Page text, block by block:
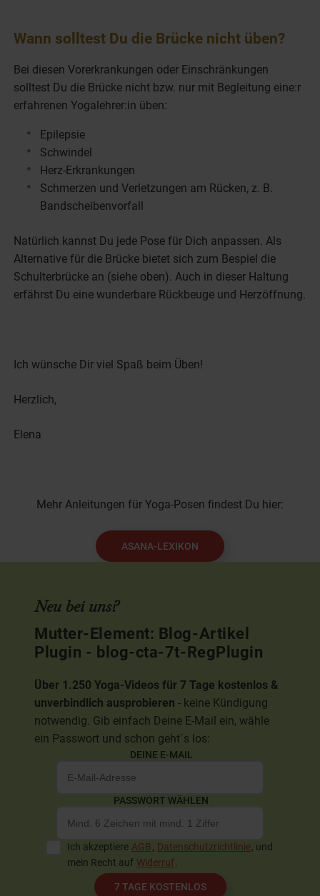
Wann solltest Du die Brücke nicht üben?
Bei diesen Vorerkrankungen oder Einschränkungen
solltest Du die Brücke nicht bzw. nur mit Begleitung eine:r
erfahrenen Yogalehrer:in üben:
Epilepsie
Schwindel
Herz-Erkrankungen
Schmerzen und Verletzungen am Rücken, z. B.
Bandscheibenvorfall
Natürlich kannst Du jede Pose für Dich anpassen. Als
Alternative für die Brücke bietet sich zum Bespiel die
Schulterbrücke an (siehe oben). Auch in dieser Haltung
erfährst Du eine wunderbare Rückbeuge und Herzöffnung.
Ich wünsche Dir viel Spaß beim Üben!
Herzlich,
Elena
Mehr Anleitungen für Yoga-Posen findest Du hier:
ASANA-LEXIKON
Neu bei uns?
Mutter-Element: Blog-Artikel
Plugin - blog-cta-7t-RegPlugin
Über 1.250 Yoga-Videos für 7 Tage kostenlos &
unverbindlich ausprobieren - keine Kündigung
notwendig. Gib einfach Deine E-Mail ein, wähle
ein Passwort und schon geht`s los:
DEINE E-MAIL
PASSWORT WÄHLEN
Ich akzeptiere AGB Datenschutzrichtlinie , und
mein Recht auf Widerruf
7 TAGE KOSTENLOS